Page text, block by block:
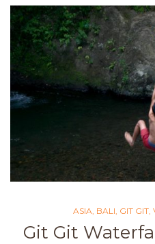
ASIA BALI GIT GIT,
Git Git